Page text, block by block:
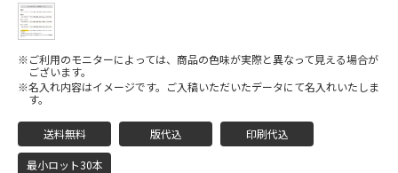
ご利用のモニターによっては、商品の色味が実際と異なって見える場合が
ございます。
名入れ内容はイメージです。ご入稿いただいたデータにて名入れいたしま
す。
送料無料 版代込 印刷代込
最小ロット30本